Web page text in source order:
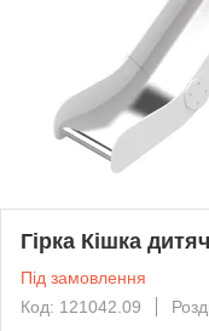
Гірка Кішка
Під замовлення
Код: 121042.09